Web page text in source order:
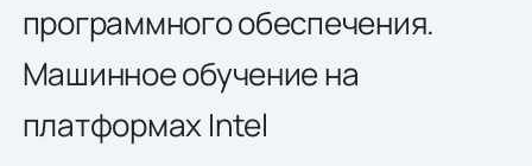
программного обеспечения.
Машинное обучение на
платформах Intel